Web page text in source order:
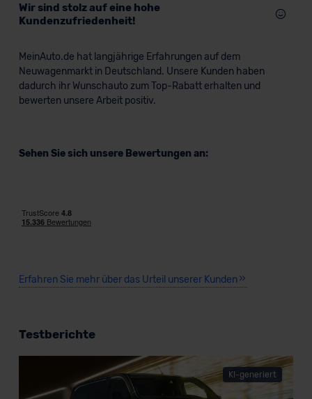
Wir sind stolz auf eine hohe
Kundenzufriedenheit!
MeinAuto.de hat langjährige Erfahrungen auf dem
Neuwagenmarkt in Deutschland. Unsere Kunden haben
dadurch ihr Wunschauto zum Top-Rabatt erhalten und
bewerten unsere Arbeit positiv.
Sehen Sie sich unsere Bewertungen an:
Erfahren Sie mehr über das Urteil unserer Kunden
Testberichte
KI-generiert